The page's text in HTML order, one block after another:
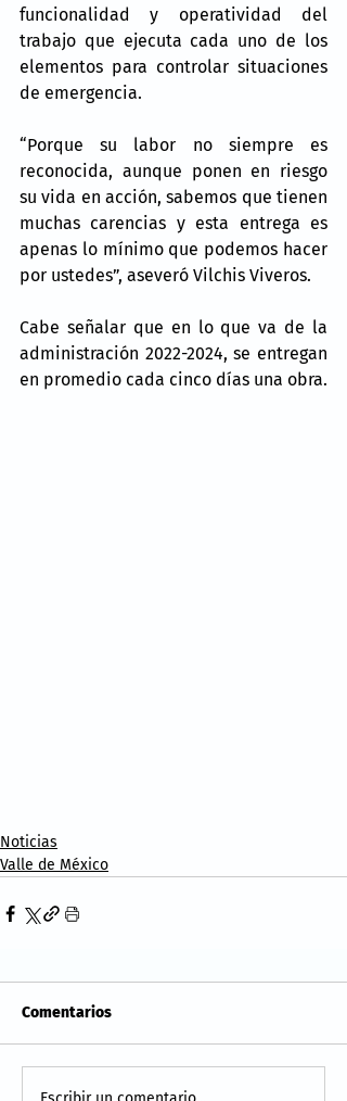
funcionalidad y operatividad del
trabajo que ejecuta cada uno de los
elementos para controlar situaciones
de emergencia.
“Porque su labor no siempre es
reconocida, aunque ponen en riesgo
su vida en acción, sabemos que tienen
muchas carencias y esta entrega es
apenas lo mínimo que podemos hacer
por ustedes”, aseveró Vilchis Viveros.
Cabe señalar que en lo que va de la
administración 2022-2024, se entregan
en promedio cada cinco días una obra.
Noticias
Valle de México
Comentarios